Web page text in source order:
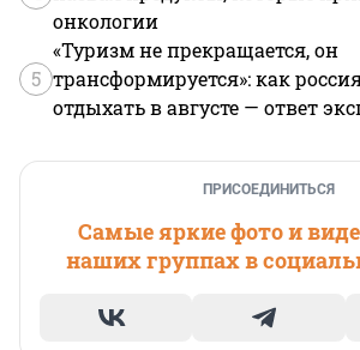
онкологии
5
«Туризм не прекращается, он
трансформируется»: как
отдыхать в августе — ответ
ПРИСОЕДИНИТЬСЯ
Самые яркие фото и
наших группах в